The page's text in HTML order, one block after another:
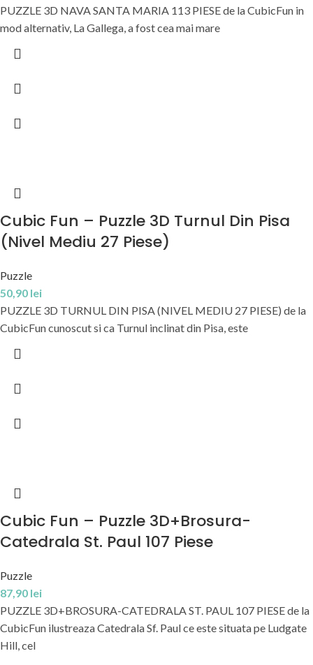
PUZZLE 3D NAVA SANTA MARIA 113 PIESE de la CubicFun in
mod alternativ, La Gallega, a fost cea mai mare
Cubic Fun – Puzzle 3D Turnul Din Pisa
(Nivel Mediu 27 Piese)
Puzzle
50,90 lei
PUZZLE 3D TURNUL DIN PISA (NIVEL MEDIU 27 PIESE) de la
CubicFun cunoscut si ca Turnul inclinat din Pisa, este
Cubic Fun – Puzzle 3D+Brosura-
Catedrala St. Paul 107 Piese
Puzzle
87,90 lei
PUZZLE 3D+BROSURA-CATEDRALA ST. PAUL 107 PIESE de la
CubicFun ilustreaza Catedrala Sf. Paul ce este situata pe Ludgate
Hill, cel